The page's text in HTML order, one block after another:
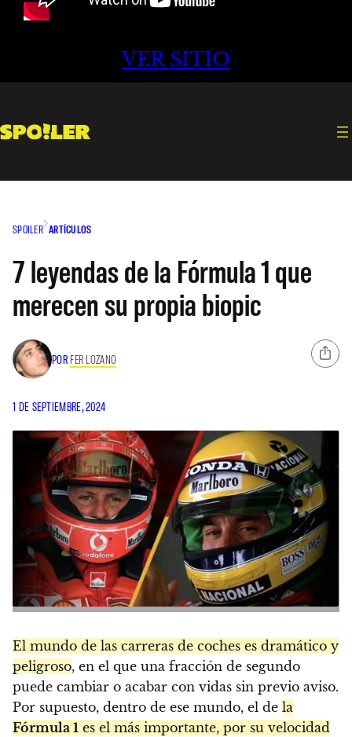
VER SITIO
SPOILER ARTÍCULOS
7 leyendas de la Fórmula 1 que
merecen su propia biopic
POR FER LOZANO
1 DE SEPTIEMBRE, 2024
El mundo de las carreras de coches es dramático y
peligroso, en el que una fracción de segundo
puede cambiar o acabar con vidas sin previo aviso.
Por supuesto, dentro de ese mundo, el de la
Fórmula 1 es el más importante, por su velocidad